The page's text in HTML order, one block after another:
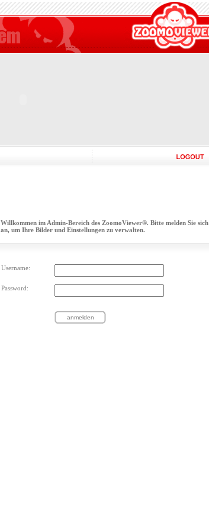
Willkommen im Admin-Bereich des ZoomoViewer®. Bitte melden Sie sich
an, um Ihre Bilder und Einstellungen zu verwalten.
Username:
Password: